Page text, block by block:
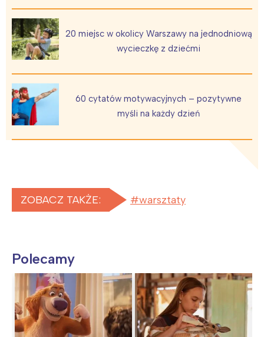
20 miejsc w okolicy Warszawy na jednodniową
wycieczkę z dziećmi
60 cytatów motywacyjnych – pozytywne
myśli na każdy dzień
ZOBACZ TAKŻE: warsztaty
Polecamy